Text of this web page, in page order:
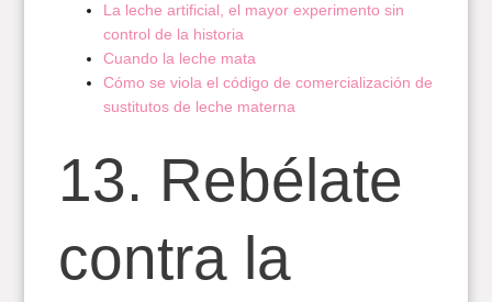
La leche artificial, el mayor experimento sin
control de la historia
Cuando la leche mata
Cómo se viola el código de comercialización de
sustitutos de leche materna
13. Rebélate
contra la